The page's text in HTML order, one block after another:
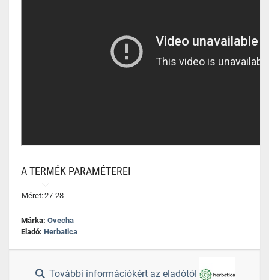
A TERMÉK PARAMÉTEREI
Méret:27-28
Márka: Ovecha
Eladó: Herbatica
További információkért az eladótól